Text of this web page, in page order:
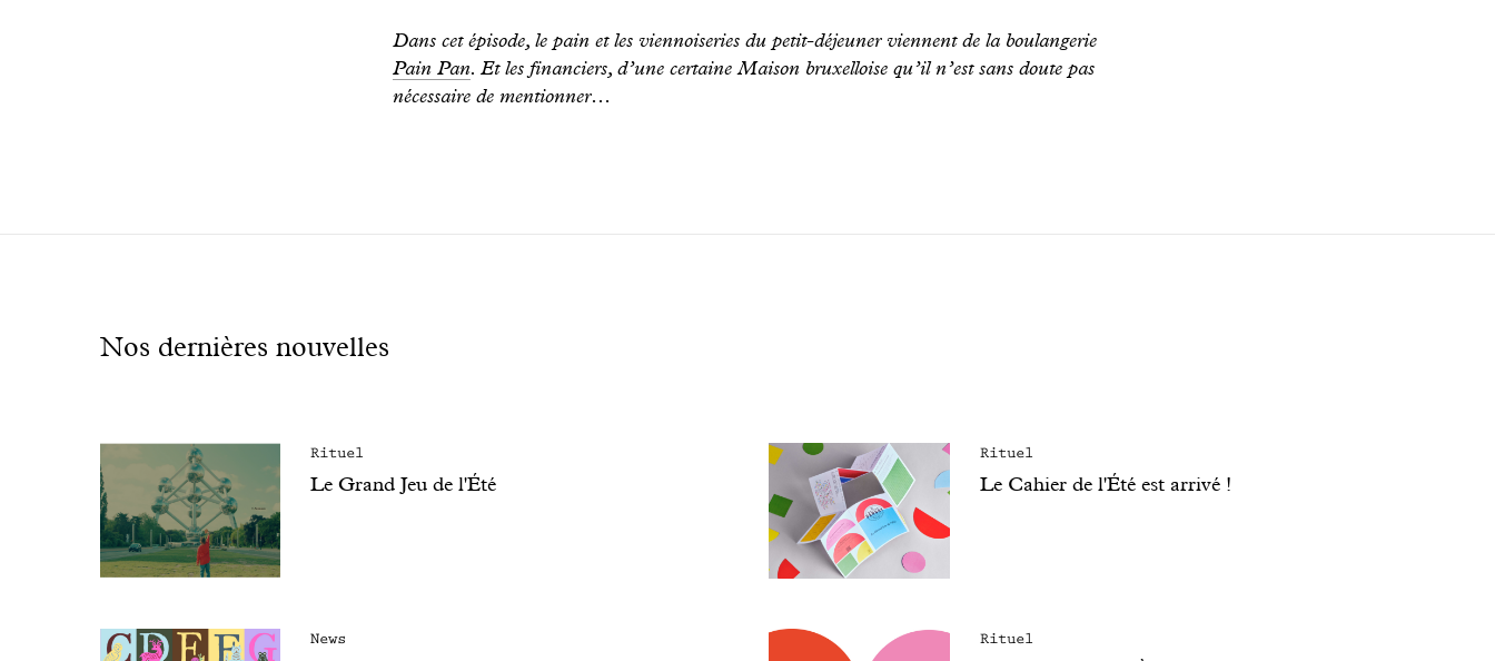
Dans cet épisode, le pain et les viennoiseries du petit-déjeuner viennent de la boulangerie
Pain Pan. Et les financiers, d’une certaine Maison bruxelloise qu’il n’est sans doute pas
nécessaire de mentionner…
Nos dernières nouvelles
Rituel
Le Grand Jeu de l'Été
Rituel
Le Cahier de l'Été est arrivé !
News Rituel